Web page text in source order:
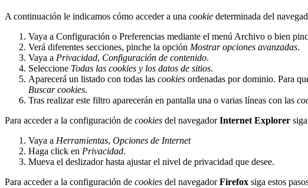
A continuación le indicamos cómo acceder a una cookie determinada del
Vaya a Configuración o Preferencias mediante el menú Archivo o bien
Verá diferentes secciones, pinche la opción Mostrar opciones avanzadas.
Vaya a Privacidad, Configuración de contenido.
Seleccione Todas las cookies y los datos de sitios.
Aparecerá un listado con todas las cookies ordenadas por dominio. Para
Buscar cookies.
Tras realizar este filtro aparecerán en pantalla una o varias líneas con las
Para acceder a la configuración de cookies del navegadorInternet Explorer
Vaya a Herramientas, Opciones de Internet
Haga click en Privacidad.
Mueva el deslizador hasta ajustar el nivel de privacidad que desee.
Para acceder a la configuración de cookies del navegadorFirefox siga estos